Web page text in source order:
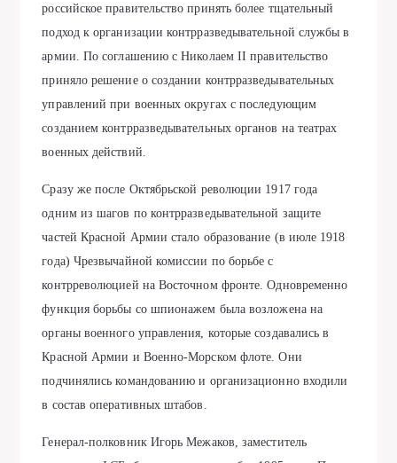
российское правительство принять более тщательный
подход к организации контрразведывательной службы в
армии. По соглашению с Николаем II правительство
приняло решение о создании контрразведывательных
управлений при военных округах с последующим
созданием контрразведывательных органов на театрах
военных действий.
Сразу же после Октябрьской революции 1917 года
одним из шагов по контрразведывательной защите
частей Красной Армии стало образование (в июле 1918
года) Чрезвычайной комиссии по борьбе с
контрреволюцией на Восточном фронте. Одновременно
функция борьбы со шпионажем была возложена на
органы военного управления, которые создавались в
Красной Армии и Военно-Морском флоте. Они
подчинялись командованию и организационно входили
в состав оперативных штабов.
Генерал-полковник Игорь Межаков, заместитель